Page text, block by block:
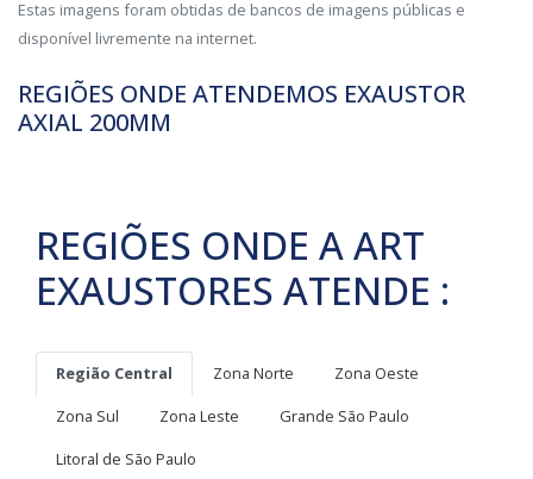
Estas imagens foram obtidas de bancos de imagens públicas e
disponível livremente na internet.
REGIÕES ONDE ATENDEMOS EXAUSTOR
AXIAL 200MM
REGIÕES ONDE A ART
EXAUSTORES ATENDE :
Região Central Zona Norte
Zona Oeste
Zona Sul
Zona Leste
Grande São Paulo
Litoral de São Paulo